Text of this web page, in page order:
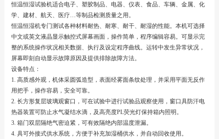
恒温恒湿试验机适合电子、塑胶制品、电器、仪表、食品、车辆、金属、化
学、建材、航天、医疗…等制品检测质量之用。
恒温恒湿机专门测试各种材料耐热、耐寒、耐干、耐湿的性能。本机可选择
中文或英文液晶显示触控式屏幕画面，操作简单，程序编辑容易。可显示完
整的系统操作状况相关数据、执行及设定程序曲线。运转中发生异常状况，
屏幕即刻自动显示故障原因及提供排除故障方法。
设备特点：
1. 高质感外观，机体采圆弧造型，表面经雾面条纹处理，并采用平面无反作
用把手，操作容易，安全可靠。
2. 长方形复层玻璃观窗口，可在试验中进行试验品观察使用，窗口具防汗电
热器装置可防止水气凝结水滴，及高亮度PL荧光灯保持箱内照明。
3. 箱门双层隔绝气密迫紧，可有效隔绝内部温度泄漏。
4. 具可外接式供水系统，方便于补充加湿桶供水，并自动回收使用。